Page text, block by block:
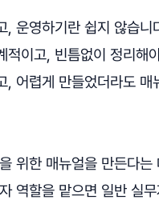
, 운영하기란 쉽지 않습
적이고, 빈틈없이 정리해
, 어렵게 만들었더라도
위한 매뉴얼을 만든다
역할을 맡으면 일반 실